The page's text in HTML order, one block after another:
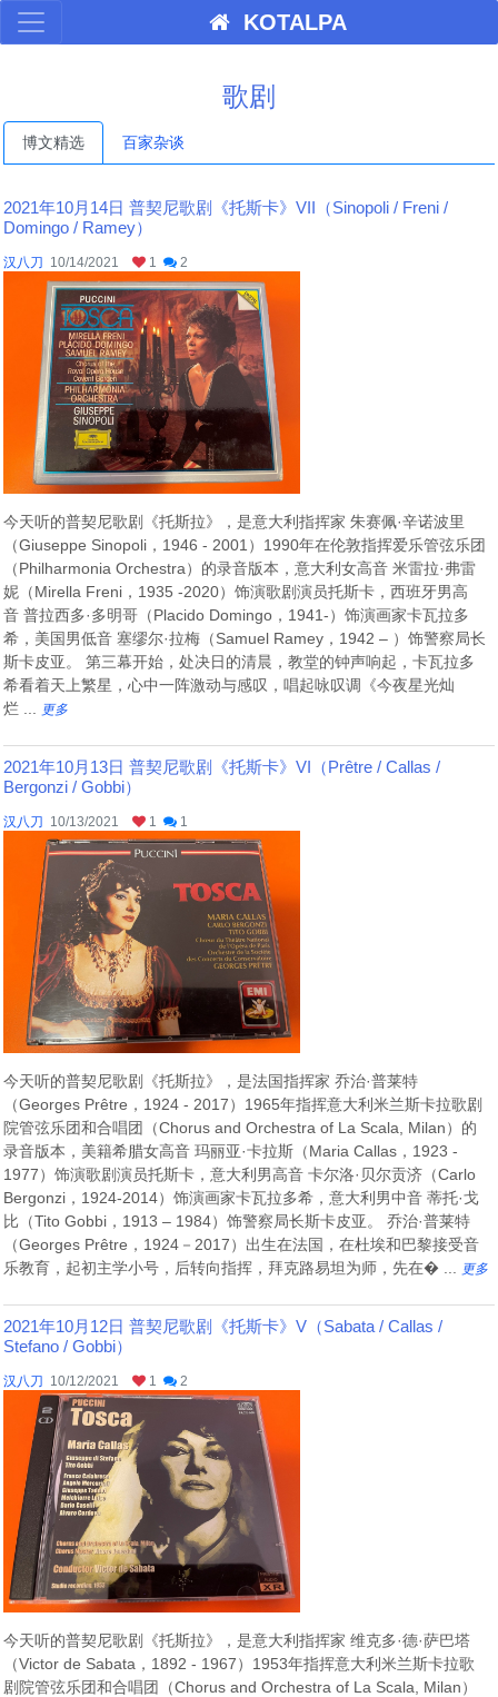
KOTALPA
歌剧
博文精选 百家杂谈
2021年10月14日 普契尼歌剧《托斯卡》VII（Sinopoli / Freni /
Domingo / Ramey）
汉八刀 10/14/2021 1 2
今天听的普契尼歌剧《托斯拉》，是意大利指挥家 朱赛佩·辛诺波里
（Giuseppe Sinopoli，1946 - 2001）1990年在伦敦指挥爱乐管弦乐团
（Philharmonia Orchestra）的录音版本，意大利女高音 米雷拉·弗雷
妮（Mirella Freni，1935 -2020）饰演歌剧演员托斯卡，西班牙男高
音 普拉西多·多明哥（Placido Domingo，1941-）饰演画家卡瓦拉多
希，美国男低音 塞缪尔·拉梅（Samuel Ramey，1942 – ）饰警察局长
斯卡皮亚。 第三幕开始，处决日的清晨，教堂的钟声响起，卡瓦拉多
希看着天上繁星，心中一阵激动与感叹，唱起咏叹调《今夜星光灿
烂 ...
更多
2021年10月13日 普契尼歌剧《托斯卡》VI（Prêtre / Callas /
Bergonzi / Gobbi）
汉八刀 10/13/2021 1 1
今天听的普契尼歌剧《托斯拉》，是法国指挥家 乔治·普莱特
（Georges Prêtre，1924 - 2017）1965年指挥意大利米兰斯卡拉歌剧
院管弦乐团和合唱团（Chorus and Orchestra of La Scala, Milan）的
录音版本，美籍希腊女高音 玛丽亚·卡拉斯（Maria Callas，1923 -
1977）饰演歌剧演员托斯卡，意大利男高音 卡尔洛·贝尔贡济（Carlo
Bergonzi，1924-2014）饰演画家卡瓦拉多希，意大利男中音 蒂托·戈
比（Tito Gobbi，1913 – 1984）饰警察局长斯卡皮亚。 乔治·普莱特
（Georges Prêtre，1924－2017）出生在法国，在杜埃和巴黎接受音
乐教育，起初主学小号，后转向指挥，拜克路易坦为师，先在� ...
更多
2021年10月12日 普契尼歌剧《托斯卡》V（Sabata / Callas /
Stefano / Gobbi）
汉八刀 10/12/2021 1 2
今天听的普契尼歌剧《托斯拉》，是意大利指挥家 维克多·德·萨巴塔
（Victor de Sabata，1892 - 1967）1953年指挥意大利米兰斯卡拉歌
剧院管弦乐团和合唱团（Chorus and Orchestra of La Scala, Milan）